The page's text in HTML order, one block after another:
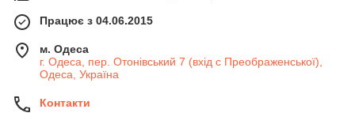
Працює з 04.06.2015
м. Одеса
г. Одеса, пер. Отонівський 7 (вхід с Преображенської),
Одеса, Україна
Контакти